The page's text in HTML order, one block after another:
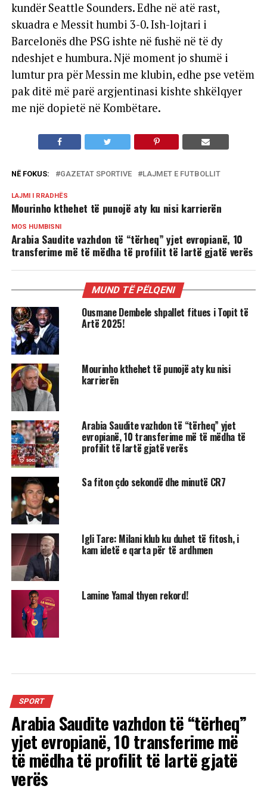
kundër Seattle Sounders. Edhe në atë rast,
skuadra e Messit humbi 3-0. Ish-lojtari i
Barcelonës dhe PSG ishte në fushë në të dy
ndeshjet e humbura. Një moment jo shumë i
lumtur pra për Messin me klubin, edhe pse vetëm
pak ditë më parë argjentinasi kishte shkëlqyer
me një dopietë në Kombëtare.
NË FOKUS: GAZETAT SPORTIVE LAJMET E FUTBOLLIT
LAJMI I RRADHËS
Mourinho kthehet të punojë aty ku nisi karrierën
MOS HUMBISNI
Arabia Saudite vazhdon të “tërheq” yjet evropianë, 10
transferime më të mëdha të profilit të lartë gjatë verës
MUND TË PËLQENI
Ousmane Dembele shpallet fitues i Topit të
Artë 2025!
Mourinho kthehet të punojë aty ku nisi
karrierën
Arabia Saudite vazhdon të “tërheq” yjet
evropianë, 10 transferime më të mëdha të
profilit të lartë gjatë verës
Sa fiton çdo sekondë dhe minutë CR7
Igli Tare: Milani klub ku duhet të fitosh, i
kam idetë e qarta për të ardhmen
Lamine Yamal thyen rekord!
SPORT
Arabia Saudite vazhdon të “tërheq”
yjet evropianë, 10 transferime më
të mëdha të profilit të lartë gjatë
verës